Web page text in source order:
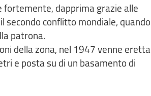
fortemente, dapprima grazie alle
secondo conflitto mondiale, quando
patrona.
della zona, nel 1947 venne eretta
e posta su di un basamento di